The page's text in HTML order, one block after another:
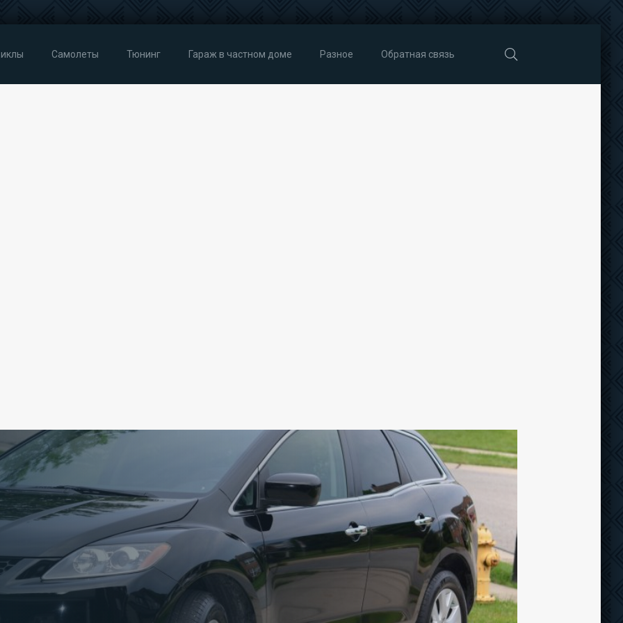
Самолеты Тюнинг Гараж в частном доме Разное Обратная связь